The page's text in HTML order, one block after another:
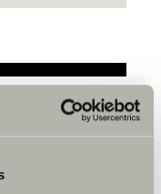
sehen.